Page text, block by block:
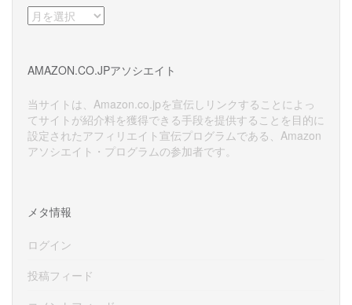
ア
ー
ブ
AMAZON.CO.JPアソシエイト
当サイトは、Amazon.co.jpを宣伝しリンクすることによっ
てサイトが紹介料を獲得できる手段を提供することを目的に
設定されたアフィリエイト宣伝プログラムである、Amazon
アソシエイト・プログラムの参加者です。
メタ情報
ログイン
投稿フィード